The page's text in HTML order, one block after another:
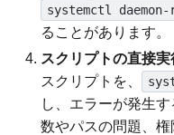
systemctl daemon-
ることがあります。
スクリプトの直接実
スクリプトを、
し、エラーが発生
数やパスの問題、